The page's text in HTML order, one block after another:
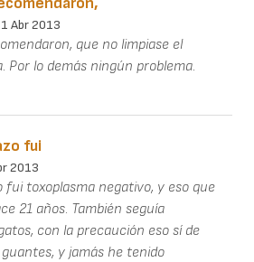
Abr 2013
que no limpiase el
Por lo demás ningún problema.
fui
2013
fui toxoplasma negativo, y eso que
21 años. También seguía
con la precaución eso sí de
y jamás he tenido